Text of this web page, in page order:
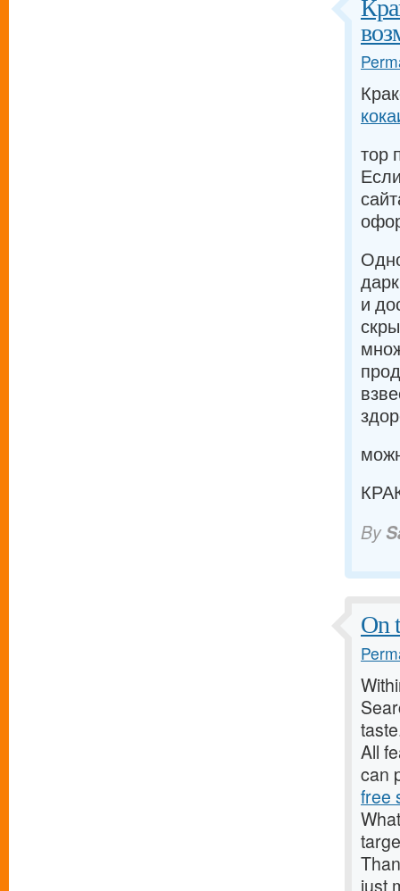
тор
и
By
On
All
can
free
just